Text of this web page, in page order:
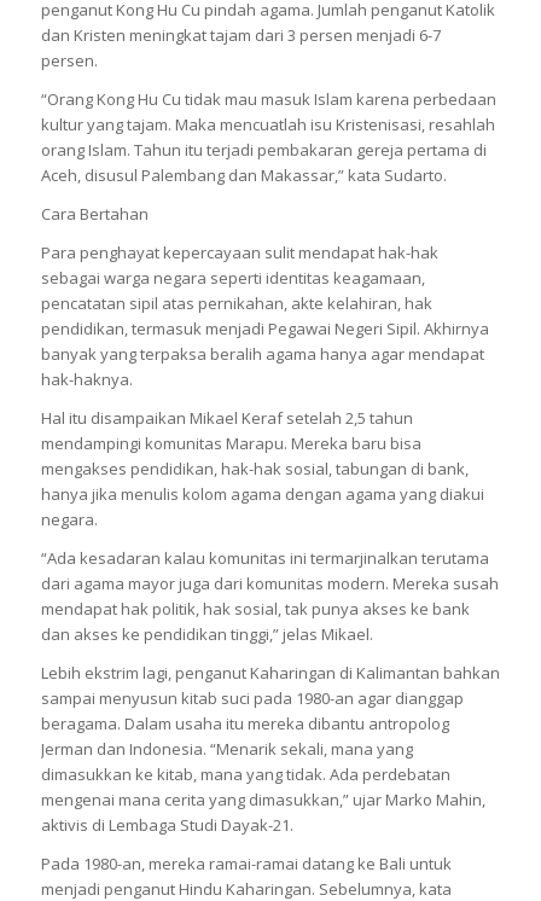
penganut Kong Hu Cu pindah agama. Jumlah penganut Katolik
dan Kristen meningkat tajam dari 3 persen menjadi 6-7
persen.
“Orang Kong Hu Cu tidak mau masuk Islam karena perbedaan
kultur yang tajam. Maka mencuatlah isu Kristenisasi, resahlah
orang Islam. Tahun itu terjadi pembakaran gereja pertama di
Aceh, disusul Palembang dan Makassar,” kata Sudarto.
Cara Bertahan
Para penghayat kepercayaan sulit mendapat hak-hak
sebagai warga negara seperti identitas keagamaan,
pencatatan sipil atas pernikahan, akte kelahiran, hak
pendidikan, termasuk menjadi Pegawai Negeri Sipil. Akhirnya
banyak yang terpaksa beralih agama hanya agar mendapat
hak-haknya.
Hal itu disampaikan Mikael Keraf setelah 2,5 tahun
mendampingi komunitas Marapu. Mereka baru bisa
mengakses pendidikan, hak-hak sosial, tabungan di bank,
hanya jika menulis kolom agama dengan agama yang diakui
negara.
“Ada kesadaran kalau komunitas ini termarjinalkan terutama
dari agama mayor juga dari komunitas modern. Mereka susah
mendapat hak politik, hak sosial, tak punya akses ke bank
dan akses ke pendidikan tinggi,” jelas Mikael.
Lebih ekstrim lagi, penganut Kaharingan di Kalimantan bahkan
sampai menyusun kitab suci pada 1980-an agar dianggap
beragama. Dalam usaha itu mereka dibantu antropolog
Jerman dan Indonesia. “Menarik sekali, mana yang
dimasukkan ke kitab, mana yang tidak. Ada perdebatan
mengenai mana cerita yang dimasukkan,” ujar Marko Mahin,
aktivis di Lembaga Studi Dayak-21.
Pada 1980-an, mereka ramai-ramai datang ke Bali untuk
menjadi penganut Hindu Kaharingan. Sebelumnya, kata